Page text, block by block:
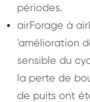
périodes.
airForage à
'amélioration
sensible du
la perte de
de puits ont